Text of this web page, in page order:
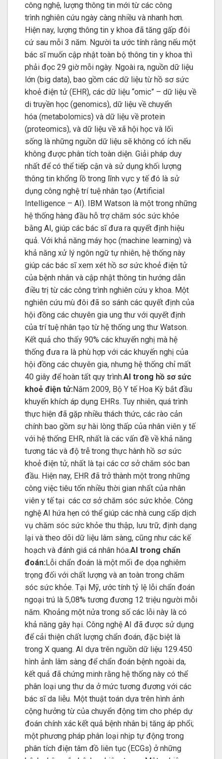
công nghệ, lượng thông tin mới từ các công
trình nghiên cứu ngày càng nhiều và nhanh hơn.
Hiện nay, lượng thông tin y khoa đã tăng gấp đôi
cứ sau mỗi 3 năm. Người ta ước tính rằng nếu một
bác sĩ muốn cập nhật toàn bộ thông tin y khoa thì
phải đọc 29 giờ mỗi ngày. Ngoài ra, nguồn dữ liệu
lớn (big data), bao gồm các dữ liệu từ hồ sơ sức
khoẻ điện tử (EHR), các dữ liệu “omic” – dữ liệu về
di truyền học (genomics), dữ liệu về chuyển
hóa (metabolomics) và dữ liệu về protein
(proteomics), và dữ liệu về xã hội học và lối
sống là những nguồn dữ liệu sẽ không có ích nếu
không được phân tích toàn diện. Giải pháp duy
nhất để có thể tiếp cận và sử dụng khối lượng
thông tin khổng lồ trong lĩnh vực y tế đó là sử
dụng công nghệ trí tuệ nhân tạo (Artificial
Intelligence – AI). IBM Watson là một trong những
hệ thống hàng đầu hỗ trợ chăm sóc sức khỏe
bằng AI, giúp các bác sĩ đưa ra quyết định hiệu
quả. Với khả năng máy học (machine learning) và
khả năng xử lý ngôn ngữ tự nhiên, hệ thống này
giúp các bác sĩ xem xét hồ sơ sức khoẻ điện tử
của bệnh nhân và cập nhật thông tin hướng dẫn
điều trị từ các công trình nghiên cứu y khoa. Một
nghiên cứu mù đôi đã so sánh các quyết định của
hội đồng các chuyên gia ung thư với quyết định
của trí tuệ nhân tạo từ hệ thống ung thư Watson.
Kết quả cho thấy 90% các khuyến nghị mà hệ
thống đưa ra là phù hợp với các khuyến nghị của
hội đồng các chuyên gia, nhưng hệ thống chỉ mất
40 giây để hoàn tất quy trình.AI trong hồ sơ sức
khoẻ điện tử:Năm 2009, Bộ Y tế Hoa Kỳ bắt đầu
khuyến khích áp dụng EHRs. Tuy nhiên, quá trình
thực hiện đã gặp nhiều thách thức, các rào cản
chính bao gồm sự hài lòng thấp của nhân viên y tế
với hệ thống EHR, nhất là các vấn đề về khả năng
tương tác và độ trễ trong thực hành hồ sơ sức
khoẻ điện tử, nhất là tại các cơ sở chăm sóc ban
đầu. Hiện nay, EHR đã trở thành một trong những
công việc tiêu tốn nhiều thời gian nhất của nhân
viên y tế tại các cơ sở chăm sóc sức khỏe. Công
nghệ AI hứa hẹn có thể giúp các nhà cung cấp dịch
vụ chăm sóc sức khỏe thu thập, lưu trữ, định dạng
lại và theo dõi dữ liệu lâm sàng, cũng như các kế
hoạch và đánh giá cá nhân hóa.AI trong chẩn
đoán:Lỗi chẩn đoán là một mối đe dọa nghiêm
trọng đối với chất lượng và an toàn trong chăm
sóc sức khỏe. Tại Mỹ, ước tính tỷ lệ lỗi chẩn đoán
ngoại trú là 5,08% tương đương 12 triệu người mỗi
năm. Khoảng một nửa trong số các lỗi này là có
khả năng gây hại. Công nghệ AI đã được sử dụng
để cải thiện chất lượng chẩn đoán, đặc biệt là
trong X quang. AI dựa trên nguồn dữ liệu 129.450
hình ảnh lâm sàng để chẩn đoán bệnh ngoài da,
kết quả đã chứng minh rằng hệ thống này có thể
phân loại ung thư da ở mức tương đương với các
bác sĩ da liễu. Một thuật toán dựa trên hình ảnh
cộng hưởng từ của chuyển động tim cho phép dự
đoán chính xác kết quả bệnh nhân bị tăng áp phổi;
một phương pháp phân loại nhịp tự động trong
phân tích điện tâm đồ liên tục (ECGs) ở những